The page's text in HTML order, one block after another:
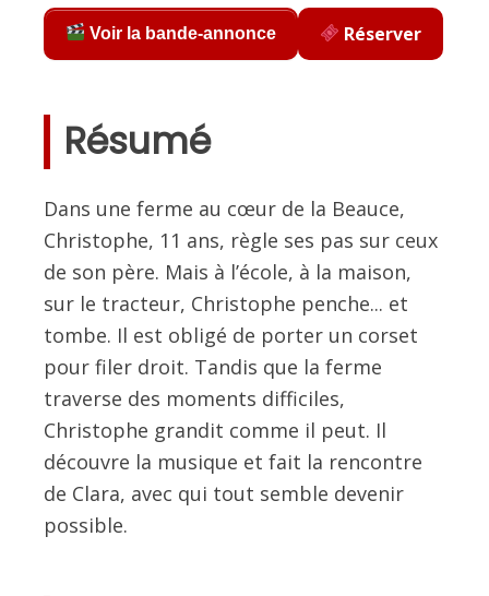
Voir la bande-annonce Réserver
Résumé
Dans une ferme au cœur de la Beauce,
Christophe, 11 ans, règle ses pas sur ceux
de son père. Mais à l’école, à la maison,
sur le tracteur, Christophe penche... et
tombe. Il est obligé de porter un corset
pour filer droit. Tandis que la ferme
traverse des moments difficiles,
Christophe grandit comme il peut. Il
découvre la musique et fait la rencontre
de Clara, avec qui tout semble devenir
possible.